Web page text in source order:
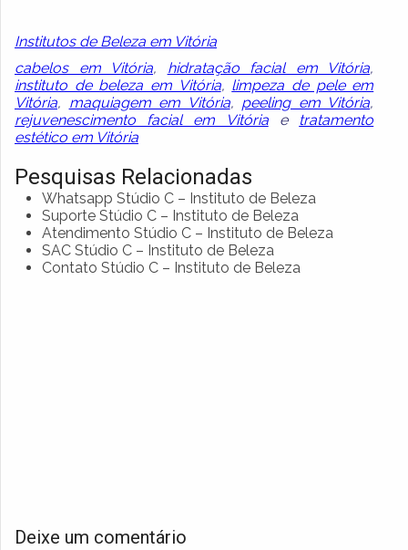
Institutos de Beleza em Vitória
cabelos em Vitória, hidratação facial em Vitória,
instituto de beleza em Vitória, limpeza de pele em
Vitória, maquiagem em Vitória, peeling em Vitória,
rejuvenescimento facial em Vitóriae tratamento
estético em Vitória
Pesquisas Relacionadas
Whatsapp Stúdio C – Instituto de Beleza
Suporte Stúdio C – Instituto de Beleza
Atendimento Stúdio C – Instituto de Beleza
SAC Stúdio C – Instituto de Beleza
Contato Stúdio C – Instituto de Beleza
Deixe um comentário